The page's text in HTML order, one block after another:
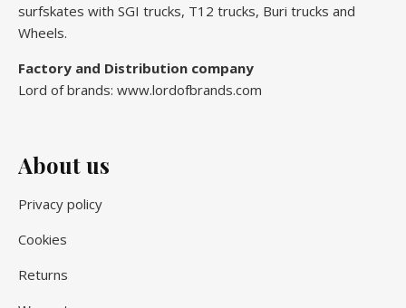
surfskates with SGI trucks, T12 trucks, Buri trucks and
Wheels.
Factory and Distribution company
Lord of brands: www.lordofbrands.com
About us
Privacy policy
Cookies
Returns